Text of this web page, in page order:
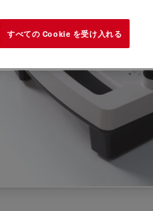
すべての Cookie を受け入れる